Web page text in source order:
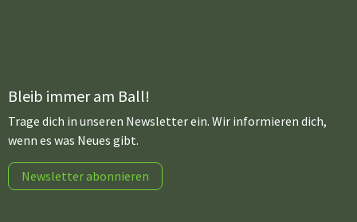
Bleib immer am Ball!
Trage dich in unseren Newsletter ein. Wir informieren dich,
wenn es was Neues gibt.
Newsletter abonnieren